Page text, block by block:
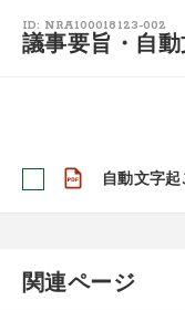
ID: NRA100018123-002
議事要旨・自
自動文字
関連ページ